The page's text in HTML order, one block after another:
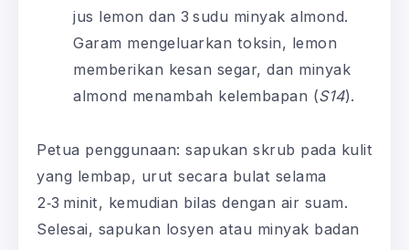
jus lemon dan 3 sudu minyak almond.
Garam mengeluarkan toksin, lemon
memberikan kesan segar, dan minyak
almond menambah kelembapan (S14).
Petua penggunaan: sapukan skrub pada kulit
yang lembap, urut secara bulat selama
2‑3 minit, kemudian bilas dengan air suam.
Selesai, sapukan losyen atau minyak badan